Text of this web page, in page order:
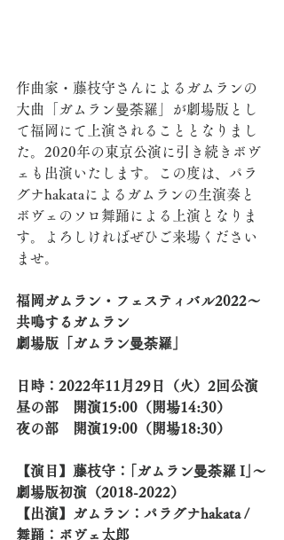
作曲家・藤枝守さんによるガムランの
大曲「ガムラン曼荼羅」が劇場版とし
て福岡にて上演されることとなりまし
た。2020年の東京公演に引き続きボヴ
ェも出演いたします。この度は、パラ
グナhakataによるガムランの生演奏と
ボヴェのソロ舞踊による上演となりま
す。よろしければぜひご来場ください
ませ。
福岡ガムラン・フェスティバル2022〜
共鳴するガムラン
劇場版「ガムラン曼荼羅」
日時：2022年11月29日（火）2回公演
昼の部　開演15:00（開場14:30）
夜の部　開演19:00（開場18:30）
【演目】藤枝守：｢ガムラン曼荼羅 I｣〜
劇場版初演（2018-2022）
【出演】ガムラン：パラグナhakata /
舞踊：ボヴェ太郎